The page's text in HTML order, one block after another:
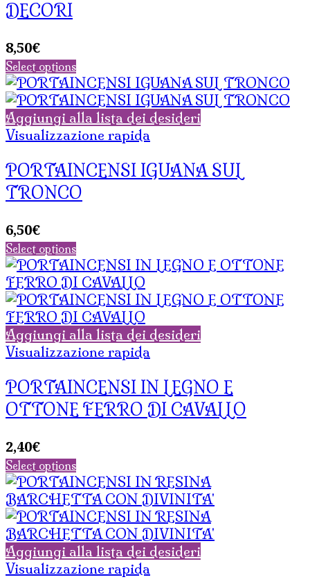
DECORI
8,50€
Select options
Aggiungi alla lista dei desideri
Visualizzazione rapida
PORTAINCENSI IGUANA SUL
TRONCO
6,50€
Select options
Aggiungi alla lista dei desideri
Visualizzazione rapida
PORTAINCENSI IN LEGNO E
OTTONE FERRO DI CAVALLO
2,40€
Select options
Aggiungi alla lista dei desideri
Visualizzazione rapida